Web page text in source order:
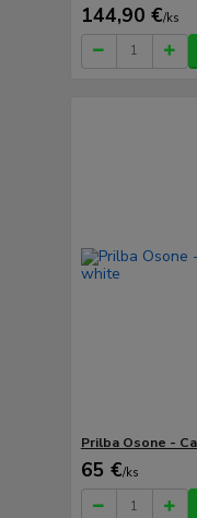
144,90 €/ks
Prilba Osone -
65 €/ks